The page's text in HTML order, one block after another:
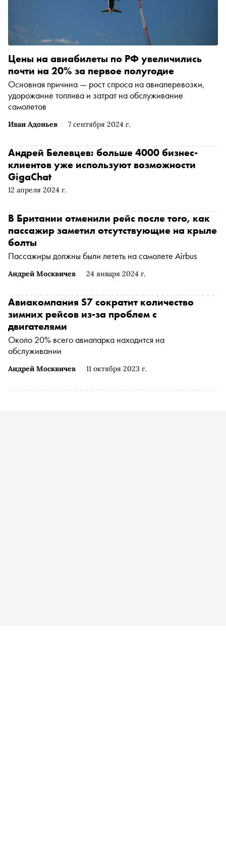
Иван Адоньев 7 сентября 2024 г.
Цены на авиабилеты по РФ увеличились
почти на 20% за первое полугодие
Основная причина — рост спроса на авиаперевозки,
удорожание топлива и затрат на обслуживание
самолетов
12 апреля 2024 г.
Андрей Белевцев: больше 4000 бизнес-
клиентов уже используют возможности
GigaChat
Андрей Москвичев 24 января 2024 г.
В Британии отменили рейс после того, как
пассажир заметил отсутствующие на крыле
болты
Пассажиры должны были лететь на самолете Airbus
Андрей Москвичев 11 октября 2023 г.
Авиакомпания S7 сократит количество
зимних рейсов из-за проблем с
двигателями
Около 20% всего авиапарка находится на
обслуживании